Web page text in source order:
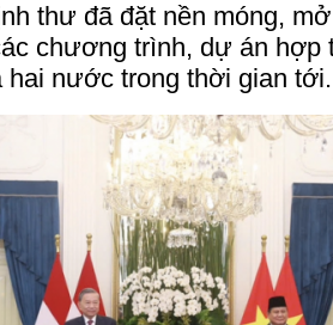
thư đã đặt nền móng,
chương trình, dự án hợp
hai nước trong thời gian tới.